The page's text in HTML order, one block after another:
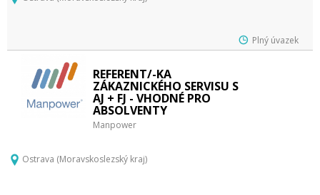
Plný úvazek
REFERENT/-KA
ZÁKAZNICKÉHO SERVISU S
AJ + FJ - VHODNÉ PRO
ABSOLVENTY
Manpower
Ostrava (Moravskoslezský kraj)